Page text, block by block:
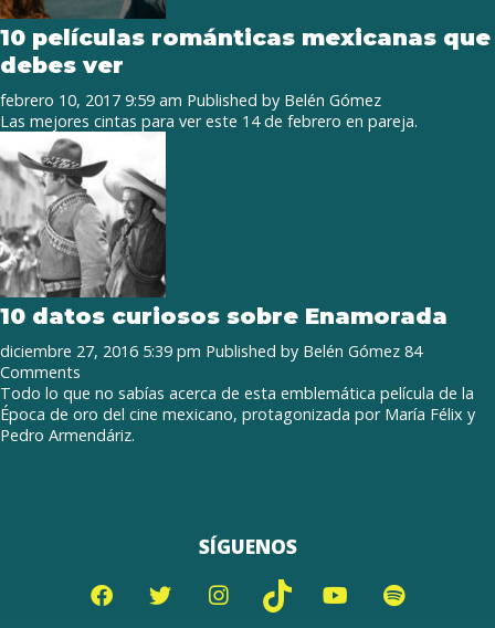
10 películas románticas mexicanas que
debes ver
febrero 10, 2017 9:59 am Published by Belén Gómez
Las mejores cintas para ver este 14 de febrero en pareja.
10 datos curiosos sobre Enamorada
diciembre 27, 2016 5:39 pm Published by Belén Gómez 84
Comments
Todo lo que no sabías acerca de esta emblemática película de la
Época de oro del cine mexicano, protagonizada por María Félix y
Pedro Armendáriz.
SÍGUENOS